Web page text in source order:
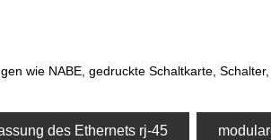
wie NABE, gedruckte Schaltkarte,
des Ethernets rj-45